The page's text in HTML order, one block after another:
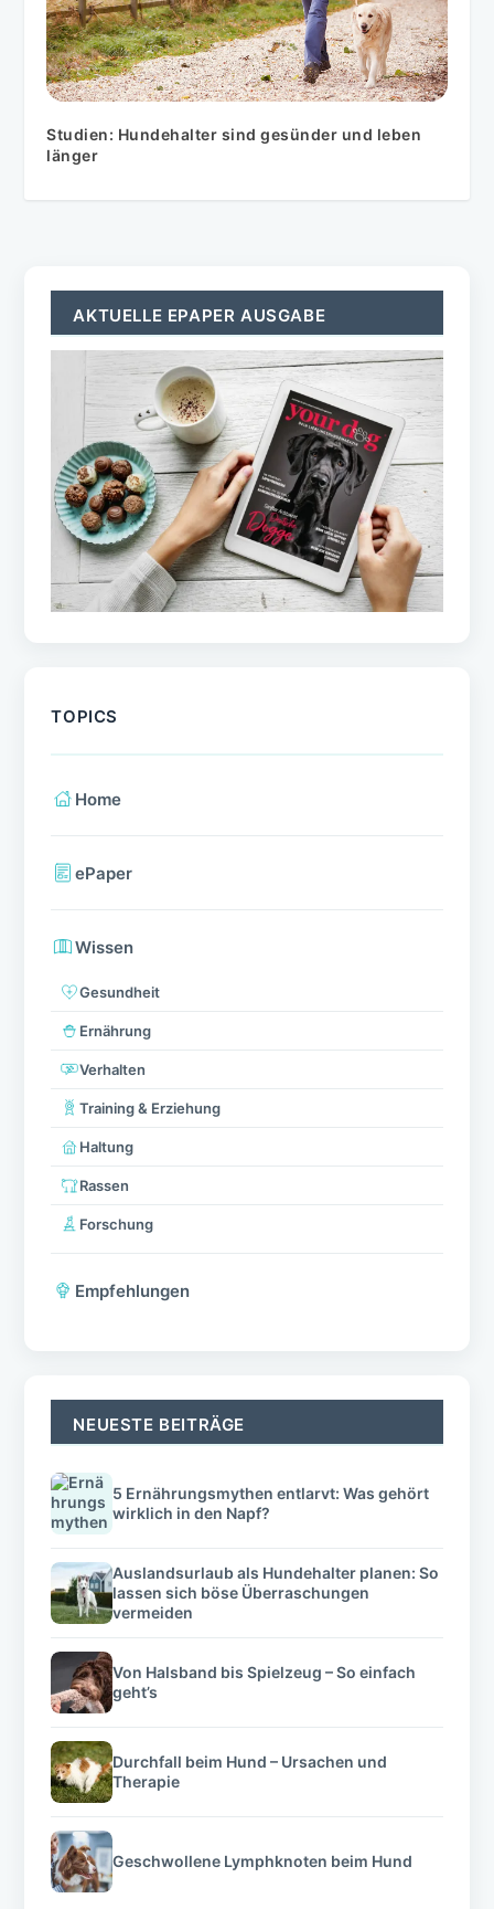
Studien: Hundehalter sind gesünder und leben
länger
AKTUELLE EPAPER AUSGABE
TOPICS
Home
ePaper
Wissen
Gesundheit
Ernährung
Verhalten
Training & Erziehung
Haltung
Rassen
Forschung
Empfehlungen
NEUESTE BEITRÄGE
5 Ernährungsmythen entlarvt: Was gehört
wirklich in den Napf?
Auslandsurlaub als Hundehalter planen: So
lassen sich böse Überraschungen
vermeiden
Von Halsband bis Spielzeug – So einfach
geht’s
Durchfall beim Hund – Ursachen und
Therapie
Geschwollene Lymphknoten beim Hund